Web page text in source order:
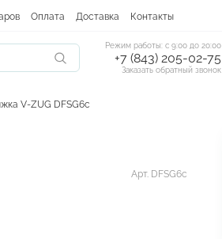
Оплата Доставка Контакты
Режим работы: с 9:00 до 20:00
+7 (843) 205-02-75
Заказать обратный звонок
V-ZUG DFSG6c
Арт. DFSG6c